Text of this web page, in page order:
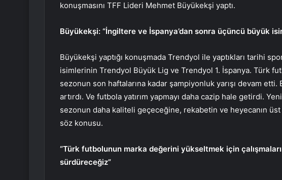
konuşmasını TFF Lideri Mehmet Büyükekşi yaptı.
Büyükekşi: “İngiltere ve İspanya’dan sonra üçüncü büyük
Büyükekşi yaptığı konuşmada Trendyol ile yaptıkları tarihi
isimlerinin Trendyol Büyük Lig ve Trendyol 1. İspanya. Türk
sezonun son haftalarına kadar şampiyonluk yarışı devam
artırdı. Ve futbola yatırım yapmayı daha cazip hale getirdi.
sezonun daha kaliteli geçeceğine, rekabetin ve heyecanın üst
söz konusu.
“Türk futbolunun marka değerini yükseltmek için
sürdüreceğiz”